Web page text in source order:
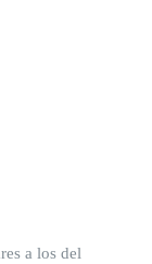
a los del